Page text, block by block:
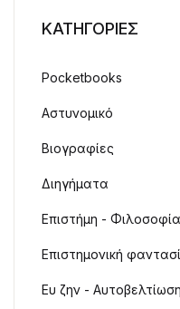
ΚΑΤΗΓΟΡΙΕΣ
Pocketbooks
Αστυνομικό
Βιογραφίες
Διηγήματα
Επιστήμη - Φιλοσοφία
Επιστημονική
Ευ ζην - Αυτοβελτίωση